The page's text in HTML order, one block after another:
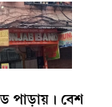
পাড়ায়। বেশ